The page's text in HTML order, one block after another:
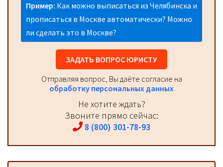
Пример: Как можно выписаться из Челябинска и
прописаться в Москве автоматически? Можно
ли сделать это в Москве?
ЗАДАТЬ ВОПРОС ЮРИСТУ
Отправляя вопрос, Вы даёте согласие на
обработку персональных данных
Не хотите ждать?
Звоните прямо сейчас:
8 (800) 301-78-93